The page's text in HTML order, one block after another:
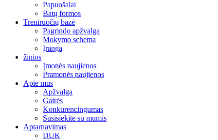
Papuošalai
Batų formos
Treniruočių bazė
Pagrindo apžvalga
Mokymo schema
Įranga
žinios
Įmonės naujienos
Pramonės naujienos
Apie mus
Apžvalga
Gairės
Konkurencingumas
Susisiekite su mumis
Aptarnavimas
DUK